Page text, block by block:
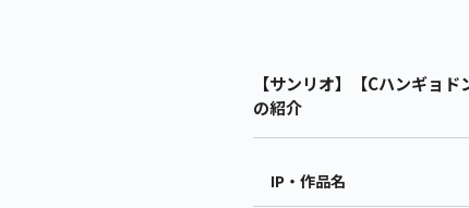
【サンリオ】【Cハンギョ
の紹介
IP・作品名